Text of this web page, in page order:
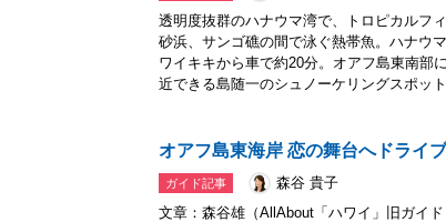
透明度抜群のハナウマ湾で、トロピカルフ
砂浜、サンゴ礁の間で泳ぐ熱帯魚。ハナウ
ワイキキから車で約20分。オアフ島東南部
近できる島随一のシュノーケリングスポッ
オアフ島東海岸 恋の舞台へドライブ
ガイド記事
森谷 貴子
文章：森谷雄（AllAbout「ハワイ」旧ガイ